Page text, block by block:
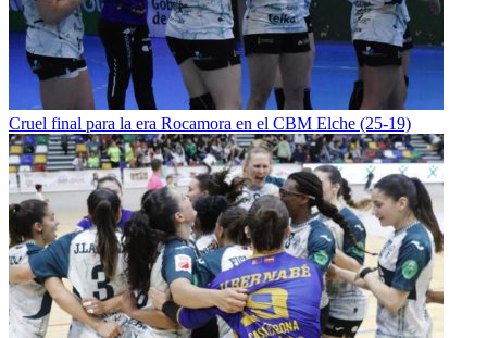
Cruel final para la era Rocamora en el CBM Elche (25-19)